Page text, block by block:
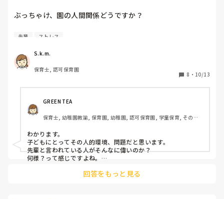
そうとしているようにも取れます。
この間、戸外活動で園児も体力が付き歩行させたいな、活動
した順に飲ませようかな。と副主任と早番の時に話しまし
ん。園児登園したらどうするの？無理でしょ。それなら保護
者に9時20分までの登園促したら？』と。何故保育者都合を
保護者に頼まなければいけないのでしょう？何故クラスに朝
の時間もう1人置けたら良いね、とならないのでしょう。上
こちらの意見を肯定せず否定ばかりで、「自分はこうだっ
た。こうしていた。」の言葉ばかり聞かされイライラしま
明日以降、もう一度主任と話してみようかと思いますが、他
の先生方の「私ならこうする」などの意見を聞かせていだだ
けませんでしょうか？
るといいですね。
また落ち着きましたら報告待ってます。
ぶっちゃけ、園の人間関係どうですか？
・先輩の仕事は全部代わるって当たり前ですか？
るのって当たり前ですか？
・その分からないことを質問して不機嫌になった後、別の報
告したら「はい。」ってだけ冷たく言い放たれるのって当た
・勤務ごとの仕事内容が決まっているのに、先輩がしていた
ら自分が違う勤務だろうと代わるのって当たり前ですか？
・陰で職員のことを悪く言うのって当たり前ですか？
・代わりますって言っても代わらず「いいよ」って言ってく
らの目が怖いんです、とも言えないし代わるって言ってもい
いって言われました、とも言えないし、これって当たり前で
すか？
こんなの部活でもしないってくらい上下関係が異常だと思う
先輩 ストレス
S.k.m.
保育士, 認可保育園
8 ・ 10/13
GREEN TEA
保育士, 幼稚園教諭, 保育園, 幼稚園, 認可保育園, 学童保育, その他
わかります。
子どもにとってその人的環境、問題だと思います。
先輩と言われている人がそんなに偉いのか？
何様？って感じですよね。
事に指摘されていました。 回答をもっと見る